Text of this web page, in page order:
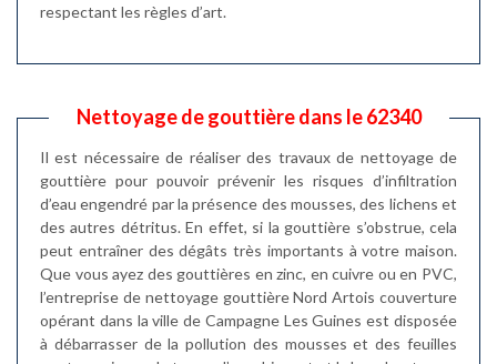
respectant les règles d’art.
Nettoyage de gouttière dans le 62340
Il est nécessaire de réaliser des travaux de nettoyage de
gouttière pour pouvoir prévenir les risques d’infiltration
d’eau engendré par la présence des mousses, des lichens et
des autres détritus. En effet, si la gouttière s’obstrue, cela
peut entraîner des dégâts très importants à votre maison.
Que vous ayez des gouttières en zinc, en cuivre ou en PVC,
l’entreprise de nettoyage gouttière Nord Artois couverture
opérant dans la ville de Campagne Les Guines est disposée
à débarrasser de la pollution des mousses et des feuilles